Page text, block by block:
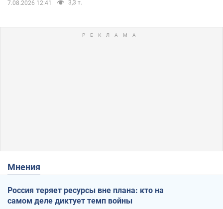
7.08.2026 12:41 3,3 т.
Мнения
Россия теряет ресурсы вне плана: кто на
самом деле диктует темп войны